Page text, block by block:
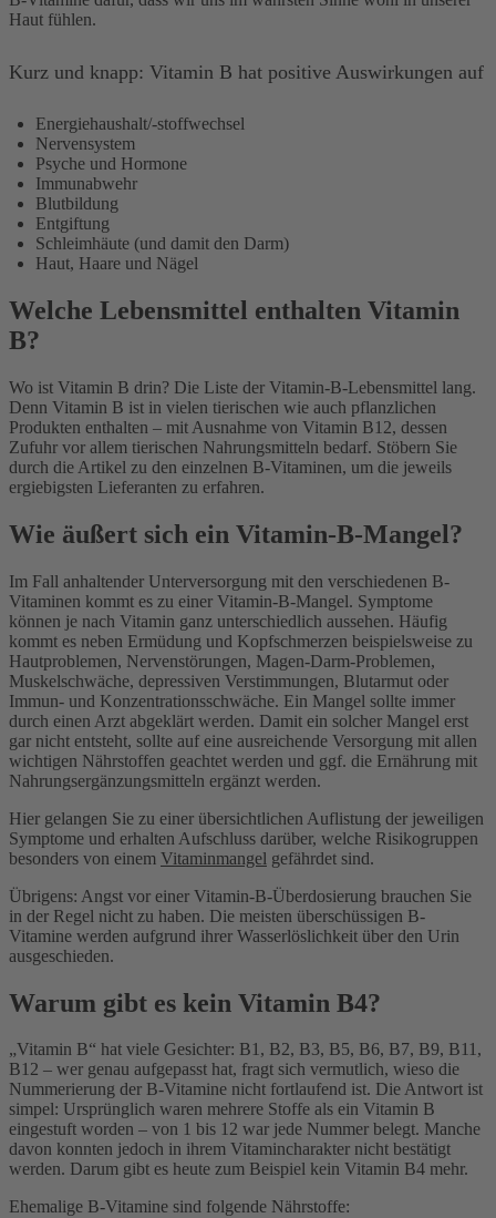
Haut fühlen.
Kurz und knapp: Vitamin B hat positive Auswirkungen auf
Energiehaushalt/-stoffwechsel
Nervensystem
Psyche und Hormone
Immunabwehr
Blutbildung
Entgiftung
Schleimhäute (und damit den Darm)
Haut, Haare und Nägel
Welche Lebensmittel enthalten Vitamin
B?
Wo ist Vitamin B drin? Die Liste der Vitamin-B-Lebensmittel lang.
Denn Vitamin B ist in vielen tierischen wie auch pflanzlichen
Produkten enthalten – mit Ausnahme von Vitamin B12, dessen
Zufuhr vor allem tierischen Nahrungsmitteln bedarf. Stöbern Sie
durch die Artikel zu den einzelnen B-Vitaminen, um die jeweils
ergiebigsten Lieferanten zu erfahren.
Wie äußert sich ein Vitamin-B-Mangel?
Im Fall anhaltender Unterversorgung mit den verschiedenen B-
Vitaminen kommt es zu einer Vitamin-B-Mangel. Symptome
können je nach Vitamin ganz unterschiedlich aussehen. Häufig
kommt es neben Ermüdung und Kopfschmerzen beispielsweise zu
Hautproblemen, Nervenstörungen, Magen-Darm-Problemen,
Muskelschwäche, depressiven Verstimmungen, Blutarmut oder
Immun- und Konzentrationsschwäche. Ein Mangel sollte immer
durch einen Arzt abgeklärt werden. Damit ein solcher Mangel erst
gar nicht entsteht, sollte auf eine ausreichende Versorgung mit allen
wichtigen Nährstoffen geachtet werden und ggf. die Ernährung mit
Nahrungsergänzungsmitteln ergänzt werden.
Hier gelangen Sie zu einer übersichtlichen Auflistung der jeweiligen
Symptome und erhalten Aufschluss darüber, welche Risikogruppen
besonders von einem Vitaminmangel gefährdet sind.
Übrigens: Angst vor einer Vitamin-B-Überdosierung brauchen Sie
in der Regel nicht zu haben. Die meisten überschüssigen B-
Vitamine werden aufgrund ihrer Wasserlöslichkeit über den Urin
ausgeschieden.
Warum gibt es kein Vitamin B4?
„Vitamin B“ hat viele Gesichter: B1, B2, B3, B5, B6, B7, B9, B11,
B12 – wer genau aufgepasst hat, fragt sich vermutlich, wieso die
Nummerierung der B-Vitamine nicht fortlaufend ist. Die Antwort ist
simpel: Ursprünglich waren mehrere Stoffe als ein Vitamin B
eingestuft worden – von 1 bis 12 war jede Nummer belegt. Manche
davon konnten jedoch in ihrem Vitamincharakter nicht bestätigt
werden. Darum gibt es heute zum Beispiel kein Vitamin B4 mehr.
Ehemalige B-Vitamine sind folgende Nährstoffe: